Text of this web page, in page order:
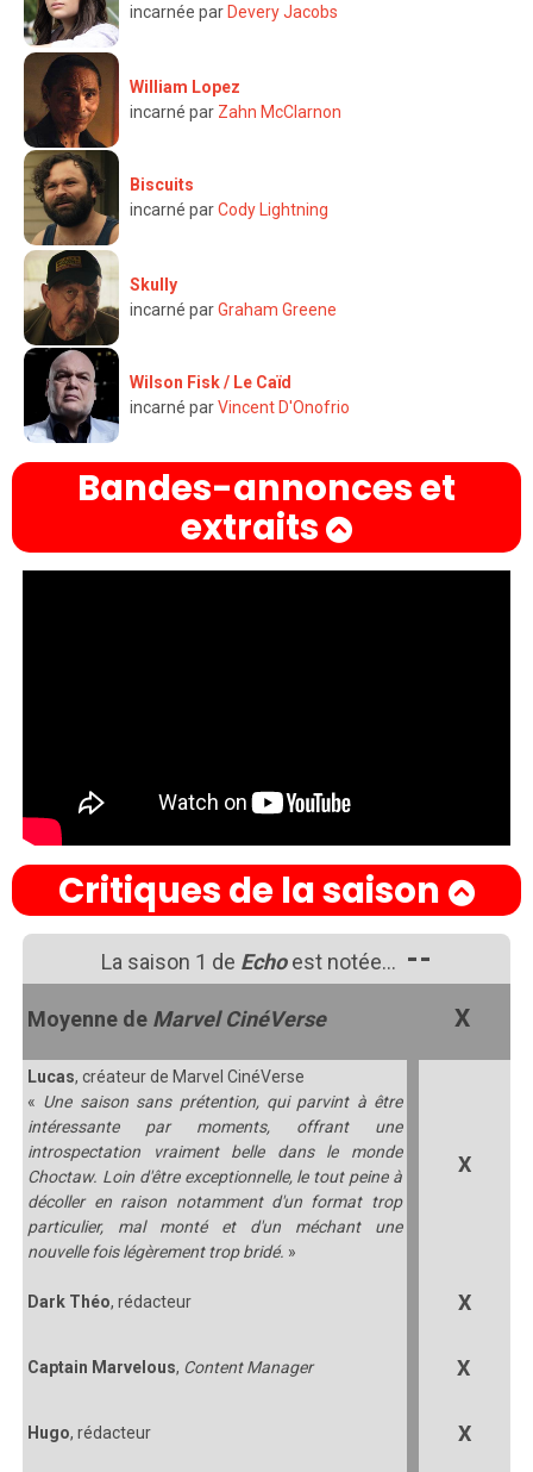
incarnée par Devery Jacobs
William Lopez
incarné par Zahn McClarnon
Biscuits
incarné parCody Lightning
Skully
incarné parGraham Greene
Wilson Fisk / Le Caïd
incarné parVincent D'Onofrio
Bandes-annonces et
extraits
Critiques de la saison
La saison 1 de Echo est notée… --
Moyenne de Marvel CinéVerse X
Lucas, créateur de Marvel CinéVerse
« Une saison sans prétention, qui parvint à être
intéressante par moments, offrant une
introspectation vraiment belle dans le monde
Choctaw. Loin d'être exceptionnelle, le tout peine à
décoller en raison notamment d'un format trop
particulier, mal monté et d'un méchant une
nouvelle fois légèrement trop bridé. »
X
Dark Théo, rédacteur X
Captain Marvelous, Content Manager X
Hugo, rédacteur X